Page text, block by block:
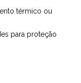
térmico ou
para proteção